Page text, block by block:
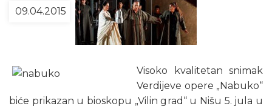
09.04.2015
Visoko kvalitetan snimak
Verdijeve opere „Nabuko“
biće prikazan u bioskopu „Vilin grad“ u Nišu 5. jula u